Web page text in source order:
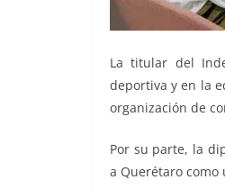
La titular del
deportiva y en la
organización de
Por su parte, la
a Querétaro